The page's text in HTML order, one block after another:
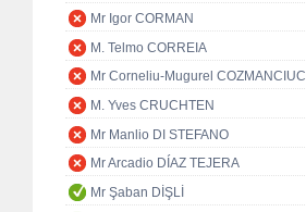
Mr Igor CORMAN
M. Telmo CORREIA
Mr Corneliu-Mugurel COZMANCIUC
M. Yves CRUCHTEN
Mr Manlio DI STEFANO
Mr Arcadio DÍAZ TEJERA
Mr Şaban DİŞLİ